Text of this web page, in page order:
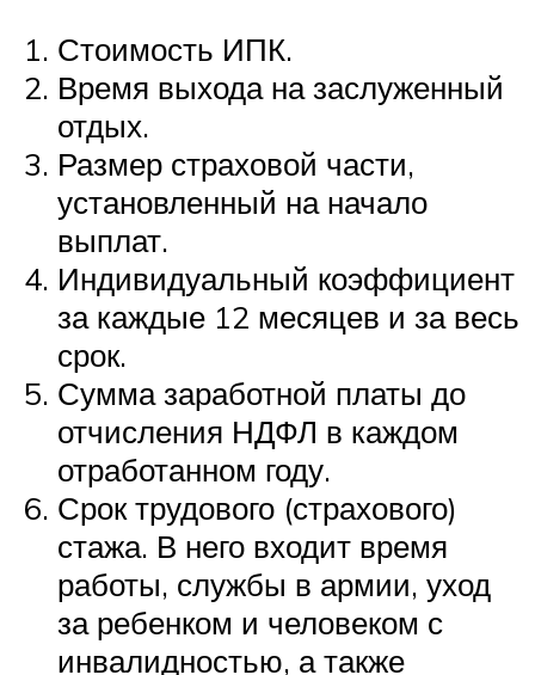
Стоимость ИПК.
Время выхода на заслуженный
отдых.
Размер страховой части,
установленный на начало
выплат.
Индивидуальный коэффициент
за каждые 12 месяцев и за весь
срок.
Сумма заработной платы до
отчисления НДФЛ в каждом
отработанном году.
Срок трудового (страхового)
стажа. В него входит время
работы, службы в армии, уход
за ребенком и человеком с
инвалидностью, а также